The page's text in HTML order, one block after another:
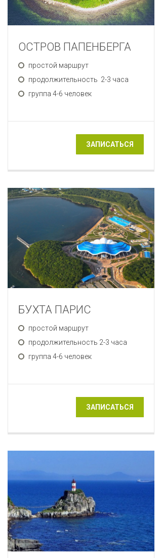
ОСТРОВ ПАПЕНБЕРГА
простой маршрут
продолжительность 2-3 часа
группа 4-6 человек
ЗАПИСАТЬСЯ
БУХТА ПАРИС
простой маршрут
продолжительность 2-3 часа
группа 4-6 человек
ЗАПИСАТЬСЯ